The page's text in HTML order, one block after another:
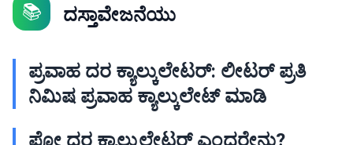
📚 ದಸ್ತಾವೇಜನೆಯು
ಪ್ರವಾಹ ದರ ಕ್ಯಾಲ್ಕುಲೇಟರ್: ಲೀಟರ್ ಪ್ರತಿ
ನಿಮಿಷ ಪ್ರವಾಹ ಕ್ಯಾಲ್ಕುಲೇಟ್ ಮಾಡಿ
ಫ್ಲೋ ದರ ಕ್ಯಾಲ್ಕುಲೇಟರ್ ಎಂದರೇನು?